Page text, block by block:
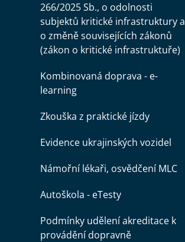
266/2025 Sb., o odolnosti
subjektů kritické infrastruktury a
o změně souvisejících zákonů
(zákon o kritické infrastruktuře)
Kombinovaná doprava - e-
learning
Zkouška z praktické jízdy
Evidence ukrajinských vozidel
Námořní lékaři, osvědčení MLC
Autoškola - eTesty
Podmínky udělení akreditace k
provádění dopravně